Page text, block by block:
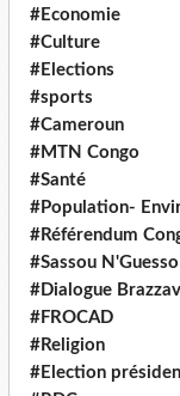
#Economie
#Culture
#Elections
#sports
#Cameroun
#MTN Congo
#Santé
#Population-
#Référendum
#Sassou N'Guesso
#Dialogue
#FROCAD
#Religion
#Election